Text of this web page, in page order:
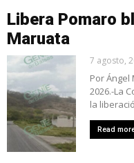
Libera Pomaro
Maruata
7 agosto,
Por Ángel
2026.-La
la
Read